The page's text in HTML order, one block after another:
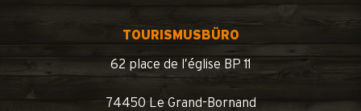
TOURISMUSBÜRO
62 place de l’église BP 11
74450 Le Grand-Bornand